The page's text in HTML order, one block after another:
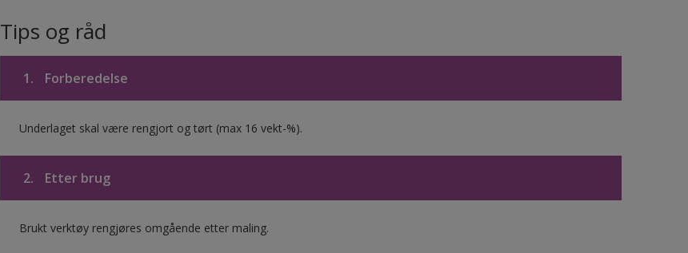
Tips og råd
1. Forberedelse
Underlaget skal være rengjort og tørt (max 16 vekt-%).
2. Etter brug
Brukt verktøy rengjøres omgående etter maling.